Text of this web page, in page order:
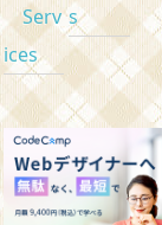
Serv
ices
s